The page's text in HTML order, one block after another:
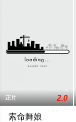
正片 2.0
索命舞娘